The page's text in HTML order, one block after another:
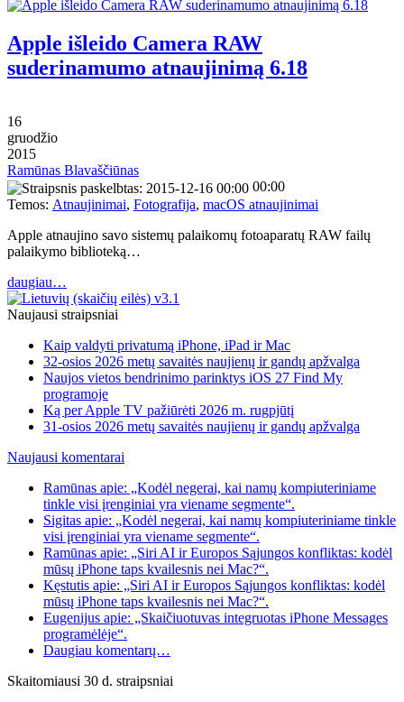
Apple išleido Camera RAW
suderinamumo atnaujinimą 6.18
16
gruodžio
2015
Ramūnas Blavaščiūnas
00:00
Temos: Atnaujinimai, Fotografija, macOS atnaujinimai
Apple atnaujino savo sistemų palaikomų fotoaparatų RAW failų
palaikymo biblioteką…
daugiau…
Naujausi straipsniai
Kaip valdyti privatumą iPhone, iPad ir Mac
32-osios 2026 metų savaitės naujienų ir gandų apžvalga
Naujos vietos bendrinimo parinktys iOS 27 Find My
programoje
Ką per Apple TV pažiūrėti 2026 m. rugpjūtį
31-osios 2026 metų savaitės naujienų ir gandų apžvalga
Naujausi komentarai
Ramūnas apie: „Kodėl negerai, kai namų kompiuteriniame
tinkle visi įrenginiai yra viename segmente“.
Sigitas apie: „Kodėl negerai, kai namų kompiuteriniame tinkle
visi įrenginiai yra viename segmente“.
Ramūnas apie: „Siri AI ir Europos Sąjungos konfliktas: kodėl
mūsų iPhone taps kvailesnis nei Mac?“.
Kęstutis apie: „Siri AI ir Europos Sąjungos konfliktas: kodėl
mūsų iPhone taps kvailesnis nei Mac?“.
Eugenijus apie: „Skaičiuotuvas integruotas iPhone Messages
programėlėje“.
Daugiau komentarų…
Skaitomiausi 30 d. straipsniai